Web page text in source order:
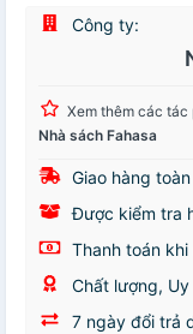
Công ty:
Xem thêm các tác
Nhà sách Fahasa
Giao hàng
Được kiểm tra
Thanh toán khi
Chất lượng,
7 ngày đổi trả